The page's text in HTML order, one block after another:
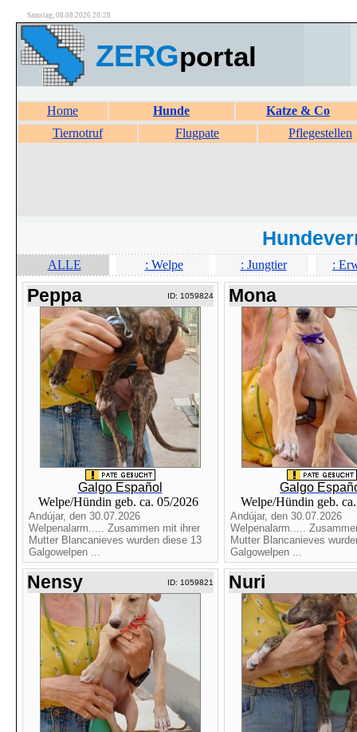
Samstag, 08.08.2026 20:28
ZERGportal
Home Hunde
Katze & Co
Tiernotruf
Flugpate Pflegestellen
ALLE : Welpe : Jungtier :
Peppa ID: 1059824
Galgo Español
Welpe/Hündin geb. ca. 05/2026
Andújar, den 30.07.2026
Welpenalarm..... Zusammen mit ihrer
Mutter Blancanieves wurden diese 13
Galgowelpen ...
Mona
Galgo
Welpe/Hündin geb.
Andújar, den 30.07.2026
Welpenalarm.....
Mutter Blancanieves
Galgowelpen ...
Nensy ID: 1059821 Nuri